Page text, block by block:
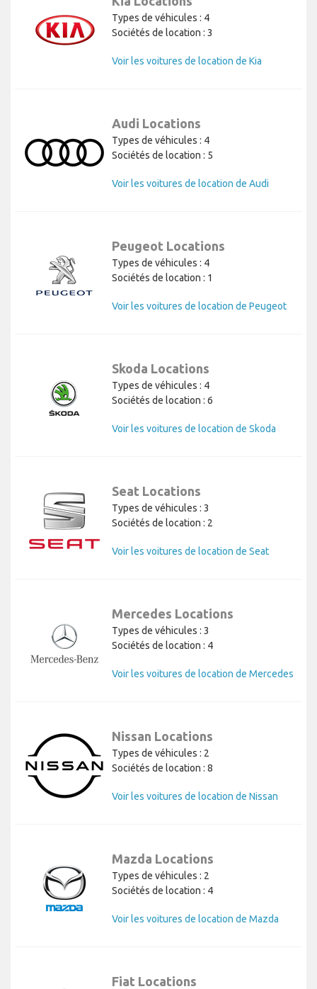
Types de véhicules : 4
Sociétés de location : 3
Voir les voitures de location de Kia
Audi Locations
Types de véhicules : 4
Sociétés de location : 5
Voir les voitures de location de Audi
Peugeot Locations
Types de véhicules : 4
Sociétés de location : 1
Voir les voitures de location de Peugeot
Skoda Locations
Types de véhicules : 4
Sociétés de location : 6
Voir les voitures de location de Skoda
Seat Locations
Types de véhicules : 3
Sociétés de location : 2
Voir les voitures de location de Seat
Mercedes Locations
Types de véhicules : 3
Sociétés de location : 4
Voir les voitures de location de Mercedes
Nissan Locations
Types de véhicules : 2
Sociétés de location : 8
Voir les voitures de location de Nissan
Mazda Locations
Types de véhicules : 2
Sociétés de location : 4
Voir les voitures de location de Mazda
Fiat Locations